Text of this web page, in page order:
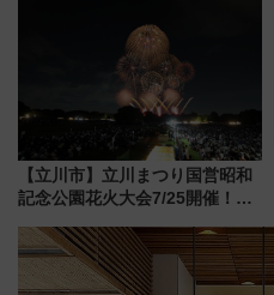
【立川市】立川まつり国営昭和
記念公園花火大会7/25開催！
混雑に要注意、その理由は